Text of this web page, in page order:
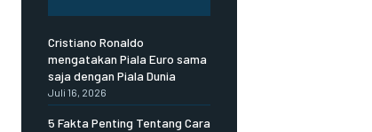
Cristiano Ronaldo
mengatakan Piala Euro sama
saja dengan Piala Dunia
Juli 16, 2026
5 Fakta Penting Tentang Cara